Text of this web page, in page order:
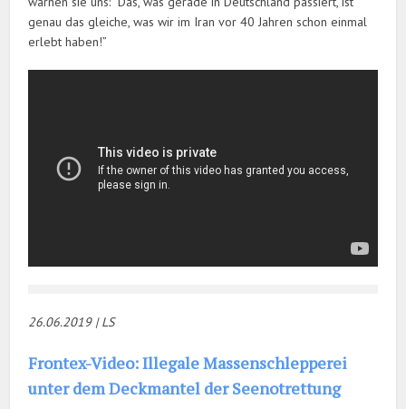
genau das gleiche, was wir im Iran vor 40 Jahren schon einmal
erlebt haben!”
26.06.2019 | LS
Frontex-Video: Illegale Massenschlepperei
unter dem Deckmantel der Seenotrettung